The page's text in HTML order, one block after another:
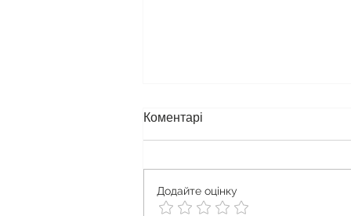
Коментарі
Додайте оцінку